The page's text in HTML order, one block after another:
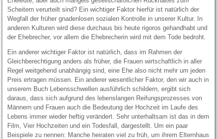
Scheitern verurteilt sind? Ein wichtiger Faktor hierfür ist natürlich der
Wegfall der früher gnadenlosen sozialen Kontrolle in unserer Kultur. In
anderen Kulturen wird diese durchaus bis heute rigoros gehandhabt und
der Ehebrecher, vor allem die Ehebrecherin wird mit dem Tode bedroht.
Ein anderer wichtiger Faktor ist natürlich, dass im Rahmen der
Gleichberechtigung anders als früher, die Frauen wirtschaftlich in aller
Regel weitgehend unabhängig sind, eine Ehe also nicht mehr um jeden
Preis ertragen müssen. Ein anderer wesentlicher Faktor, den wir auch in
unserem Buch Lebensschwellen ausführlich schildern, ergibt sich
daraus, dass sich aufgrund des lebenslangen Reifungsprozesses von
Männern und Frauen auch die Bedeutung der Hochzeit im Laufe des
Lebens immer wieder heftig verändert. Sehr unterhaltsam ist das in dem
Film, Vier Hochzeiten und ein Todesfall, dargestellt. Um ein paar
Beispiele zu nennen: Manche heiraten viel zu früh, um ihrem Elternhaus